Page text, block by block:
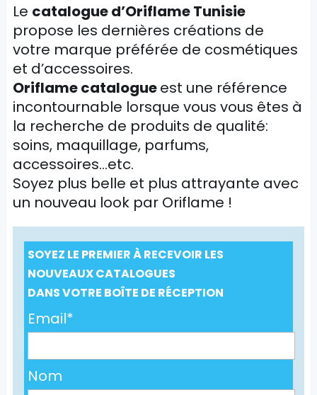
Le catalogue d’Oriflame Tunisie
propose les dernières créations de
votre marque préférée de cosmétiques
et d’accessoires.
Oriflame catalogueest une référence
incontournable lorsque vous vous êtes à
la recherche de produits de qualité:
soins, maquillage, parfums,
accessoires…etc.
Soyez plus belle et plus attrayante avec
un nouveau look par Oriflame !
SOYEZ LE PREMIER À RECEVOIR LES
NOUVEAUX CATALOGUES
DANS VOTRE BOÎTE DE RÉCEPTION
Email*
Nom